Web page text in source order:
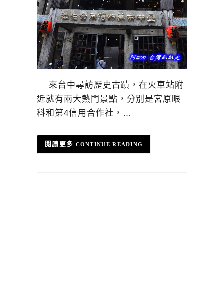
來台中尋訪歷史古蹟，在火車站附
近就有兩大熱門景點，分別是宮原眼
科和第4信用合作社，…
CONTINUE READING